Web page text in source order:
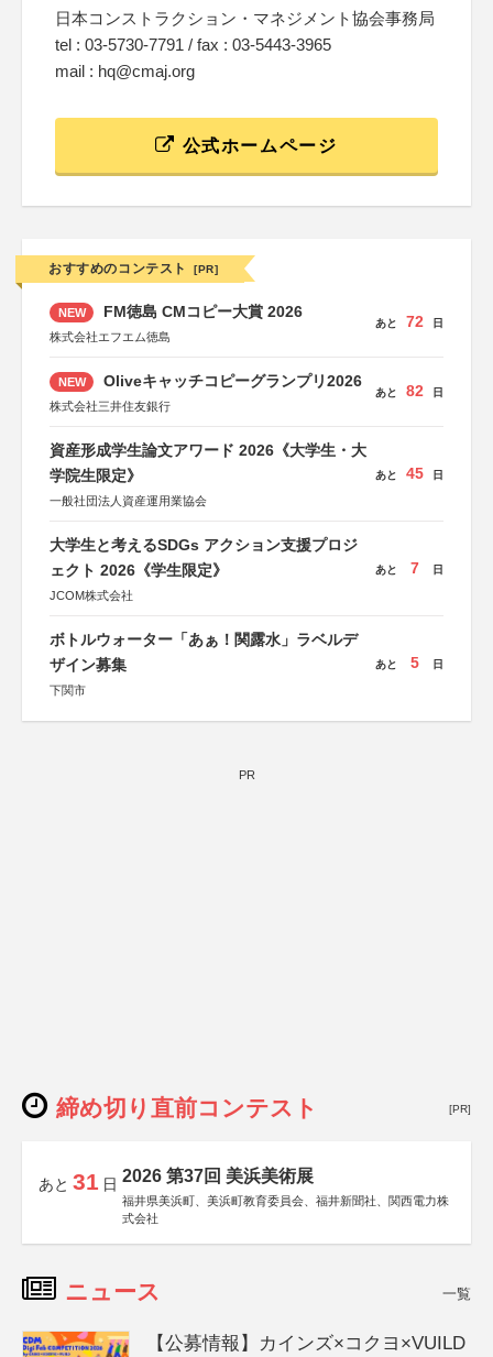
日本コンストラクション・マネジメント協会事務局
tel : 03-5730-7791 / fax : 03-5443-3965
mail : hq@cmaj.org
公式ホームページ
おすすめのコンテスト [PR]
NEW FM徳島 CMコピー大賞 2026
株式会社エフエム徳島
あと 72 日
NEW Oliveキャッチコピーグランプリ2026
株式会社三井住友銀行
あと 82 日
資産形成学生論文アワード 2026《大学生・大
学院生限定》
一般社団法人資産運用業協会
あと 45 日
大学生と考えるSDGs アクション支援プロジ
ェクト 2026《学生限定》
JCOM株式会社
あと 7 日
ボトルウォーター「あぁ！関露水」ラベルデ
ザイン募集
下関市
あと 5 日
PR
締め切り直前コンテスト [PR]
あと 31 日 2026 第37回 美浜美術展
福井県美浜町、美浜町教育委員会、福井新聞社、関西電力株
式会社
ニュース 一覧
【公募情報】カインズ×コクヨ×VUILD